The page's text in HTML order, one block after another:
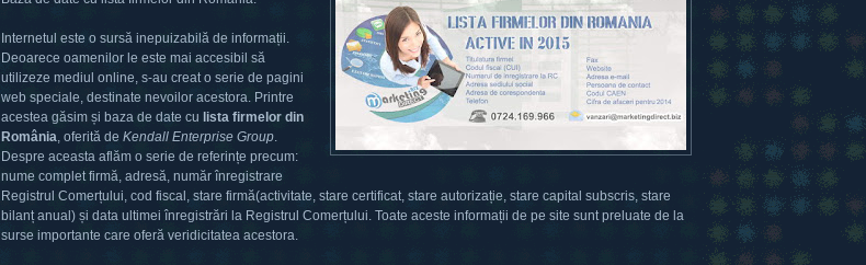
Internetul este o sursă inepuizabilă de informații.
Deoarece oamenilor le este mai accesibil să
utilizeze mediul online, s-au creat o serie de pagini
web speciale, destinate nevoilor acestora. Printre
acestea găsim și baza de date cu lista firmelor din
România , oferită de Kendall Enterprise Group
Despre aceasta aflăm o serie de referințe precum:
nume complet firmă, adresă, număr înregistrare
Registrul Comerțului, cod fiscal, stare firmă(activitate, stare certificat, stare autorizație, stare capital subscris, stare
bilanț anual) și data ultimei înregistrări la Registrul Comerțului. Toate aceste informații de pe site sunt preluate de la
surse importante care oferă veridicitatea acestora.